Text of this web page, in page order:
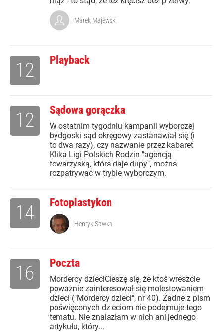
Marek Majewski
Playback
12
Sądowa gorączka
W ostatnim tygodniu kampanii wyborczej
bydgoski sąd okręgowy zastanawiał się (i
to dwa razy), czy nazwanie przez kabaret
Klika Ligi Polskich Rodzin "agencją
towarzyską, która daje dupy", można
rozpatrywać w trybie wyborczym.
12
Fotoplastykon
14 Henryk Sawka
Poczta
Mordercy dzieciCieszę się, że ktoś wreszcie
poważnie zainteresował się molestowaniem
dzieci ("Mordercy dzieci", nr 40). Żadne z pism
poświęconych dzieciom nie podejmuje tego
tematu. Nie znalazłam w nich ani jednego
artykułu, który...
16